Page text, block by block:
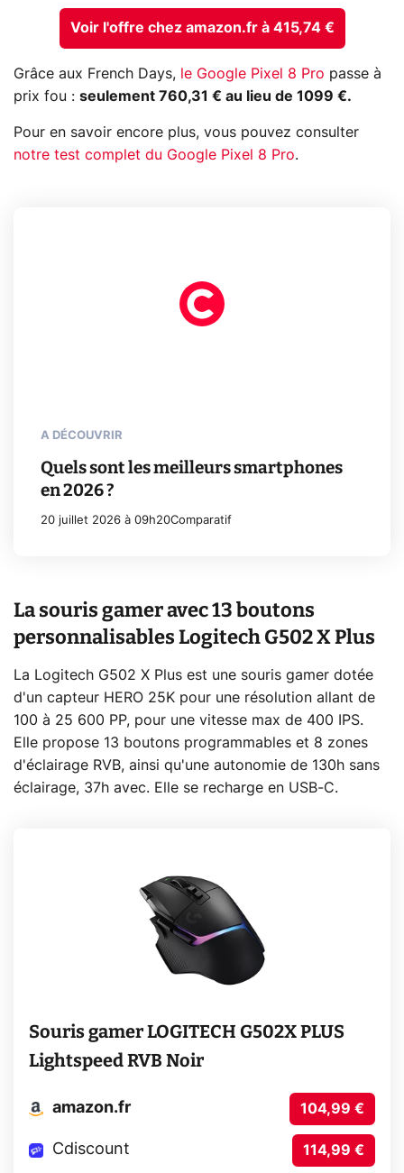
Voir l'offre chez amazon.fr à 415,74 €
Grâce aux French Days, le Google Pixel 8 Pro passe à
prix fou : seulement 760,31 € au lieu de 1099 €.
Pour en savoir encore plus, vous pouvez consulter
notre test complet du Google Pixel 8 Pro.
A DÉCOUVRIR
Quels sont les meilleurs smartphones
en 2026 ?
20 juillet 2026 à 09h20Comparatif
La souris gamer avec 13 boutons
personnalisables Logitech G502 X Plus
La Logitech G502 X Plus est une souris gamer dotée
d'un capteur HERO 25K pour une résolution allant de
100 à 25 600 PP, pour une vitesse max de 400 IPS.
Elle propose 13 boutons programmables et 8 zones
d'éclairage RVB, ainsi qu'une autonomie de 130h sans
éclairage, 37h avec. Elle se recharge en USB-C.
Souris gamer LOGITECH G502X PLUS
Lightspeed RVB Noir
amazon.fr 104,99 €
Cdiscount 114,99 €